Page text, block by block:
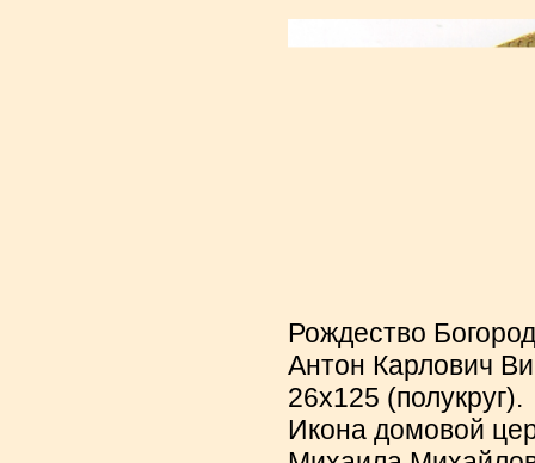
Рождество
Антон Карлович
26х125 (полукруг).
Икона домовой